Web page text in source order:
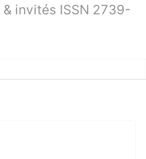
invités ISSN 2739-